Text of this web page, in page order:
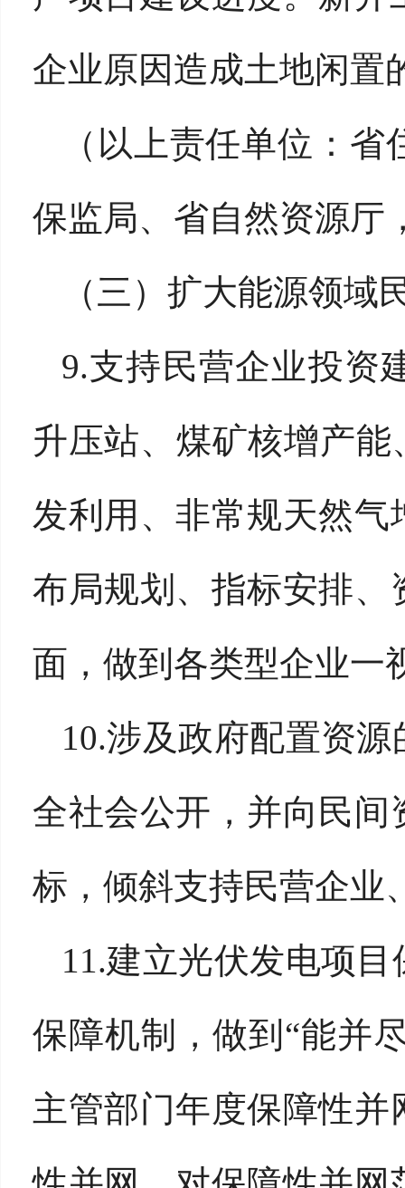
企业原因造成土地闲置
（以上责任单位：
保监局、省自然资源厅
（三）扩大能源领域
9.支持民营企业投资
升压站、煤矿核增产
发利用、非常规天然
布局规划、指标安排
面，做到各类型企业一
10.涉及政府配置资
全社会公开，并向民
标，倾斜支持民营企业
11.建立光伏发电项
保障机制，做到“能并
主管部门年度保障性